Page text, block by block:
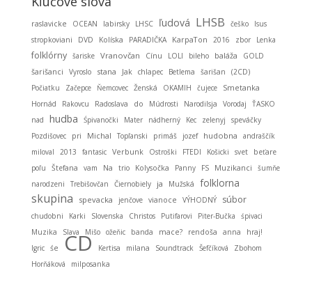
raslavicke OCEAN labirsky LHSC ľudová LHSB češko
Isus
stropkoviani
DVD Kolíska PARADIČKA KarpaTon 2016 zbor Lenka
folklórny šariske Vranovčan Cínu LOLI bileho baláža
GOLD
šarišanci
Vyroslo stana Jak chlapec Betlema šarišan
(2CD)
Počiatku
Začepce Ňemcovec Ženská OKAMIH čujece Smetanka
Hornád Rakovcu Radoslava do Múdrosti Narodilsja Vorodaj
ŤASKO
nad
hudba Śpivanočki Mater nádherný Kec zelenyj
speváčky
Pozdišovec
pri Michal Topľanski primáš jozef hudobna
andraščík
miloval
2013 fantasic Verbunk Ostroški FTEDI Košicki svet
beťare
poľu
Štefana vam Na trio Kolysočka Panny FS Muzikanci
šumňe
narodzeni
Trebišovčan Čiernobiely ja Mužská folklorna
skupina spevacka jenčove vianoce VÝHODNÝ súbor
chudobni Karki Slovenska Christos Putifarovi Piter-Bučka
śpivaci
Muzika
Slava Mišo ožeňic banda mace? rendoša anna
hraj!
Igric śe CD Kertisa milana Soundtrack Šefčíková
Zbohom
Horňáková
milposanka